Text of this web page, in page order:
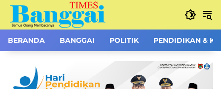
Langsung
konten
BERANDA BANGGAI POLITIK PENDIDIKAN &